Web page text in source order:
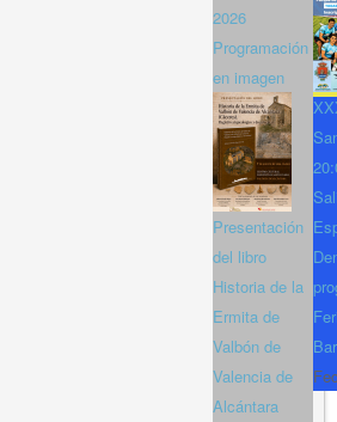
2026
Programación
en imagen
Presentación
del libro
Historia de la
Ermita de
Valbón de
Valencia de
Alcántara